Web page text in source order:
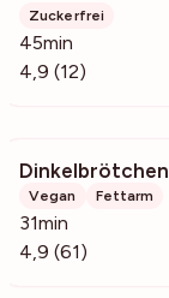
Zuckerfrei
45min
4,9 (12)
Dinkelbrötchen
Vegan Fettarm
31min
4,9 (61)